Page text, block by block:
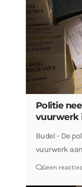
Politie
vuurwerk
Budel - De
vuurwerk
Geen reacties